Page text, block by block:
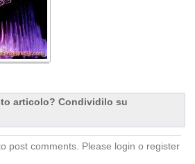
articolo? Condividilo su
post comments. Please login o register